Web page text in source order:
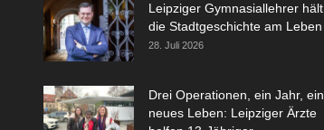
Leipziger Gymnasiallehrer hält
die Stadtgeschichte am Leben
28. Juli 2026
Drei Operationen, ein Jahr, ein
neues Leben: Leipziger Ärzte